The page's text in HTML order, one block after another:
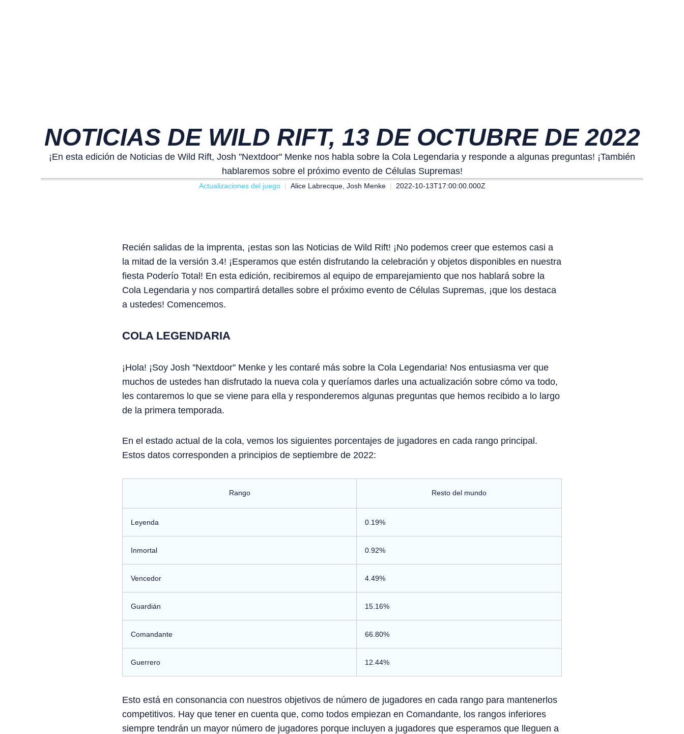
NOTICIAS DE WILD RIFT, 13 DE OCTUBRE DE 2022
¡En esta edición de Noticias de Wild Rift, Josh ''Nextdoor'' Menke nos habla sobre la Cola Legendaria y responde a algunas preguntas! ¡También
hablaremos sobre el próximo evento de Células Supremas!
Actualizaciones del juego Alice Labrecque, Josh Menke 2022-10-13T17:00:00.000Z
Recién salidas de la imprenta, ¡estas son las Noticias de Wild Rift! ¡No podemos creer que estemos casi a
la mitad de la versión 3.4! ¡Esperamos que estén disfrutando la celebración y objetos disponibles en nuestra
fiesta Poderío Total! En esta edición, recibiremos al equipo de emparejamiento que nos hablará sobre la
Cola Legendaria y nos compartirá detalles sobre el próximo evento de Células Supremas, ¡que los destaca
a ustedes! Comencemos.
COLA LEGENDARIA
¡Hola! ¡Soy Josh ''Nextdoor'' Menke y les contaré más sobre la Cola Legendaria! Nos entusiasma ver que
muchos de ustedes han disfrutado la nueva cola y queríamos darles una actualización sobre cómo va todo,
les contaremos lo que se viene para ella y responderemos algunas preguntas que hemos recibido a lo largo
de la primera temporada.
En el estado actual de la cola, vemos los siguientes porcentajes de jugadores en cada rango principal.
Estos datos corresponden a principios de septiembre de 2022:
Rango Resto del mundo
Leyenda 0.19%
Inmortal 0.92%
Vencedor 4.49%
Guardián 15.16%
Comandante 66.80%
Guerrero 12.44%
Esto está en consonancia con nuestros objetivos de número de jugadores en cada rango para mantenerlos
competitivos. Hay que tener en cuenta que, como todos empiezan en Comandante, los rangos inferiores
siempre tendrán un mayor número de jugadores porque incluyen a jugadores que esperamos que lleguen a